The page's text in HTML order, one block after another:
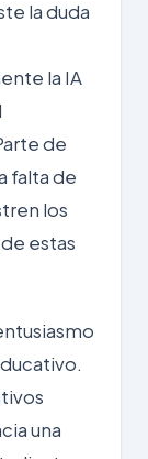
la duda
la IA
de
falta de
los
estas
una